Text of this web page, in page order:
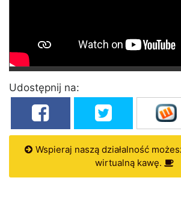
Udostępnij na:
Wspieraj naszą działalność
wirtualną kawę.